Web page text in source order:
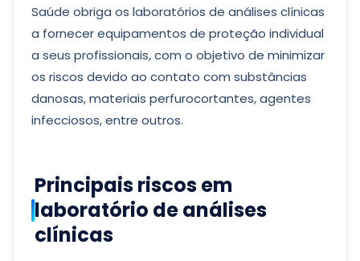
Saúde obriga os laboratórios de análises clínicas
a fornecer equipamentos de proteção individual
a seus profissionais, com o objetivo de minimizar
os riscos devido ao contato com substâncias
danosas, materiais perfurocortantes, agentes
infecciosos, entre outros.
Principais riscos em
laboratório de análises
clínicas